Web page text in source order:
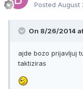
Posted August
On 8/26/2014
ajde bozo prijavljuj
taktiziras